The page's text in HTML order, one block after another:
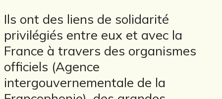
Ils ont des liens de solidarité
privilégiés entre eux et avec la
France à travers des organismes
officiels (Agence
intergouvernementale de la